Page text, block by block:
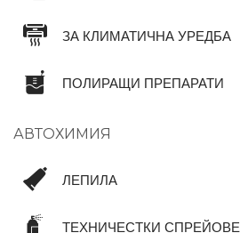
ЗА КЛИМАТИЧНА УРЕДБА
ПОЛИРАЩИ ПРЕПАРАТИ
АВТОХИМИЯ
ЛЕПИЛА
ТЕХНИЧЕСТКИ СПРЕЙОВЕ